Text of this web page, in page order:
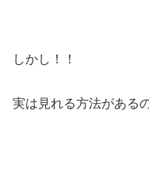
しかし！！
実は見れる方法がある